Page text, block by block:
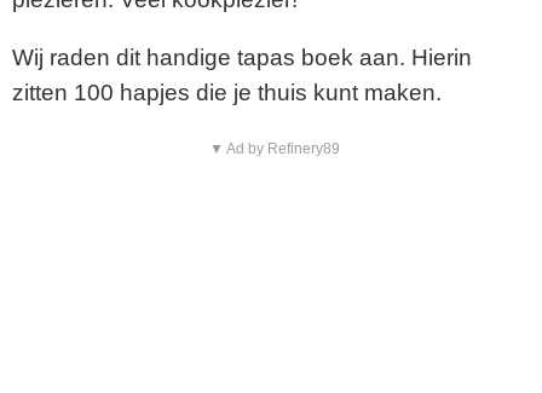
Wij raden dit handige tapas boek aan. Hierin
zitten 100 hapjes die je thuis kunt maken.
▼ Ad by Refinery89